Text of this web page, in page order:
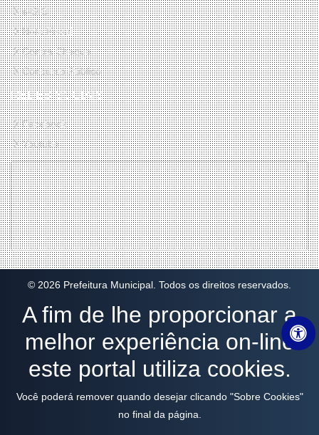
e-SIC
Nota Fiscal
Contra Cheque
Concurso Público
REDES SOCIAIS
Facebook
Youtube
© 2026 Prefeitura Municipal. Todos os direitos reservados.
A fim de lhe proporcionar a
melhor experiência on-line
este portal utiliza cookies.
Você poderá remover quando desejar clicando "Sobre Cookies"
no final da página.